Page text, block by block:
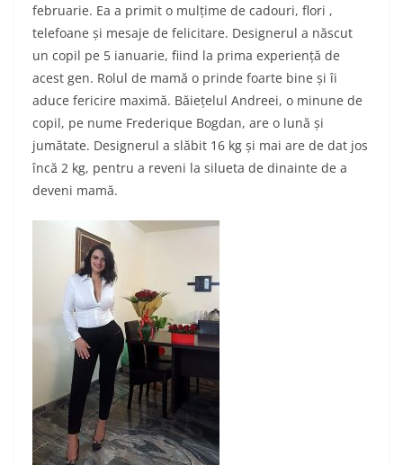
februarie. Ea a primit o mulțime de cadouri, flori ,
telefoane și mesaje de felicitare. Designerul a născut
un copil pe 5 ianuarie, fiind la prima experiență de
acest gen. Rolul de mamă o prinde foarte bine și îi
aduce fericire maximă. Băiețelul Andreei, o minune de
copil, pe nume Frederique Bogdan, are o lună și
jumătate. Designerul a slăbit 16 kg și mai are de dat jos
încă 2 kg, pentru a reveni la silueta de dinainte de a
deveni mamă.